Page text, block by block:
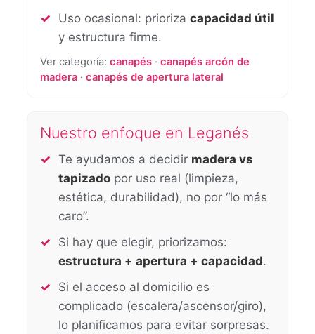
Uso ocasional: prioriza capacidad útil
y estructura firme.
Ver categoría: canapés · canapés arcón de
madera · canapés de apertura lateral
Nuestro enfoque en Leganés
Te ayudamos a decidir madera vs
tapizado por uso real (limpieza,
estética, durabilidad), no por “lo más
caro”.
Si hay que elegir, priorizamos:
estructura + apertura + capacidad.
Si el acceso al domicilio es
complicado (escalera/ascensor/giro),
lo planificamos para evitar sorpresas.